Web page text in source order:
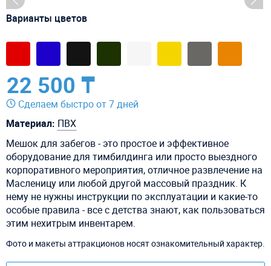
Варианты цветов
22 500 ₸
Сделаем быстро от 7 дней
Материал: ПВХ
Мешок для забегов - это простое и эффективное
оборудование для тимбилдинга или просто выездного
корпоративного мероприятия, отличное развлечение на
Масленицу или любой другой массовый праздник. К
нему не нужны инструкции по эксплуатации и какие-то
особые правила - все с детства знают, как пользоваться
этим нехитрым инвентарем.
Фото и макеты аттракционов носят ознакомительный характер.